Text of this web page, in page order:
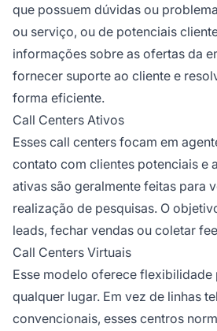
que possuem dúvidas ou
ou serviço, ou de potenciais
informações sobre as ofertas da
fornecer suporte ao cliente e
forma eficiente.
Call Centers Ativos
Esses call centers focam em
contato com clientes potenciais e
ativas são geralmente feitas para
realização de pesquisas. O
leads, fechar vendas ou coletar
Call Centers Virtuais
Esse modelo oferece flexibilidade
qualquer lugar. Em vez de linhas
convencionais, esses centros